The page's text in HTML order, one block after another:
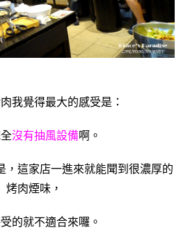
我覺得最大的感受是：
沒有抽風設備啊。
，這家店一進來就能聞到很濃厚的
烤肉煙味，
的就不適合來囉。